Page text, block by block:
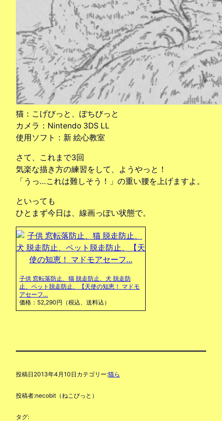
猫：こげびっと、ぽちびっと
カメラ：Nintendo 3DS LL
使用ソフト：新 絵心教室
さて、これまで3回
気楽な描き方の練習をして、ようやっと！
「うっ…これは難しそう！」の重い腰を上げますよ。
といっても
ひとまず今日は、線画っぽい状態で。
子供 窓転落防止、猫 脱走防止、犬 脱走防
止、ペット脱走防止、【天使の知恵！ マドモ
アセーフ…
価格：52,290円（税込、送料込）
投稿日 2013年4月10日 カテゴリー:猫ら
投稿者:necobit（ねこびっと）
タグ: